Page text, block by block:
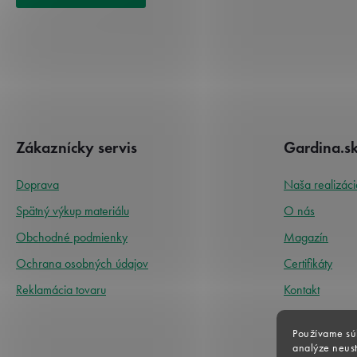
Používame
analýze
í
Zákaznícky servis
Doprava
Spätný výkup materiálu
Obchodné podmienky
Ochrana osobných údajov
Reklamácia tovaru
Naša
O nás
Magazín
Certifikáty
Kontakt